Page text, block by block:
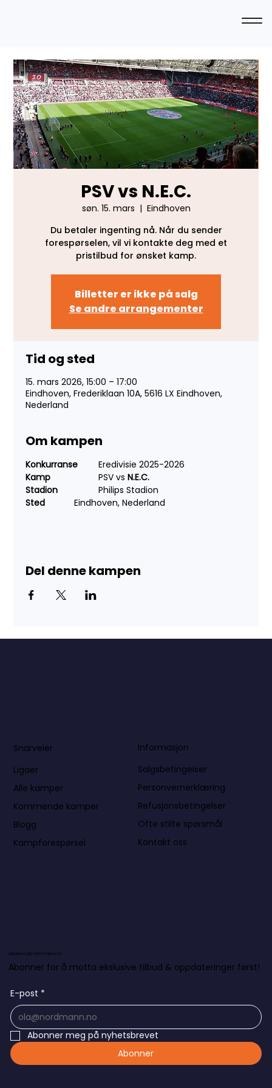
PSV vs N.E.C.
søn. 15. mars
  |
Eindhoven
Du betaler ingenting nå. Når du sender
forespørselen, vil vi kontakte deg med et
pristilbud for ønsket kamp.
Billetter er ikke på salg
Se andre arrangementer
Tid og sted
15. mars 2026, 15:00 – 17:00
Eindhoven, Frederiklaan 10A, 5616 LX Eindhoven,
Nederland
Om kampen
Konkurranse
	Eredivisie 2025-2026
Kamp
		PSV vs
N.E.C.
	Philips Stadion
Sted
		Eindhoven, Nederland
Del denne kampen
Snarveier
Ligaer
Alle kamper
Kommende kamper
Blogg
Kampforespørsel
Informasjon
Salgsbetingelser
Personvernerklæring
Refusjonsbetingelser
Ofte stilte spørsmål
Kontakt oss
Abonner på nyhetsbrevet
Abonner for å motta ekslusive tilbud & oppdateringer først!
E-post *
Abonner meg på nyhetsbrevet
Abonner